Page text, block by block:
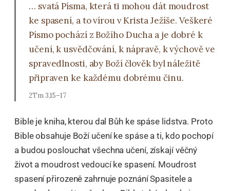
… svatá Písma, která ti mohou dát moudrost
ke spasení, a to vírou v Krista Ježíše. Veškeré
Písmo pochází z Božího Ducha a je dobré k
učení, k usvědčování, k nápravě, k výchově ve
spravedlnosti, aby Boží člověk byl náležitě
připraven ke každému dobrému činu.
2Tm 3,15–17
Bible je kniha, kterou dal Bůh ke spáse lidstva. Proto
Bible obsahuje Boží učení ke spáse a ti, kdo pochopí
a budou poslouchat všechna učení, získají věčný
život a moudrost vedoucí ke spasení. Moudrost
spasení přirozeně zahrnuje poznání Spasitele a